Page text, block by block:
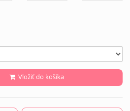
Vložiť do košíka